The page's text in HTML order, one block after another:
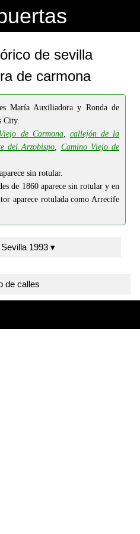
de sevilla
de carmona
María Auxiliadora y Ronda de
City.
de Carmona, callejón de la
del Arzobispo, Camino Viejo de
sin rotular.
de 1860 aparece sin rotular y en
aparece rotulada como Arrecife
Collantes de Terán et al. Sevilla 1993 ▾
de calles